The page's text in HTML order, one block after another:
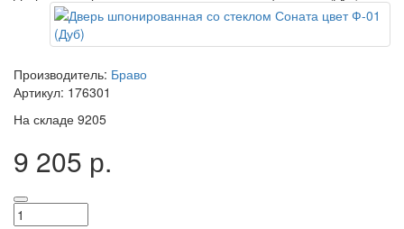
Производитель: Браво
Артикул: 176301
На складе 9205
9 205 р.